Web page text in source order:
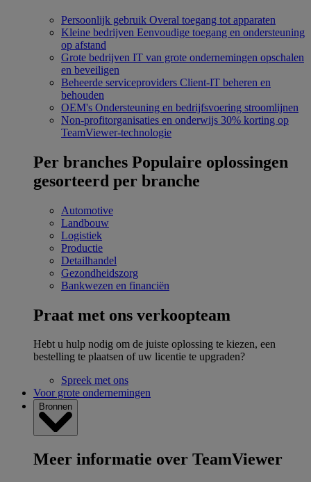
Persoonlijk gebruik Overal toegang tot apparaten
Kleine bedrijven Eenvoudige toegang en ondersteuning
op afstand
Grote bedrijven IT van grote ondernemingen opschalen
en beveiligen
Beheerde serviceproviders Client-IT beheren en
behouden
OEM's Ondersteuning en bedrijfsvoering stroomlijnen
Non-profitorganisaties en onderwijs 30% korting op
TeamViewer-technologie
Per branches Populaire oplossingen
gesorteerd per branche
Automotive
Landbouw
Logistiek
Productie
Detailhandel
Gezondheidszorg
Bankwezen en financiën
Praat met ons verkoopteam
Hebt u hulp nodig om de juiste oplossing te kiezen, een
bestelling te plaatsen of uw licentie te upgraden?
Spreek met ons
Voor grote ondernemingen
Bronnen
Meer informatie over TeamViewer